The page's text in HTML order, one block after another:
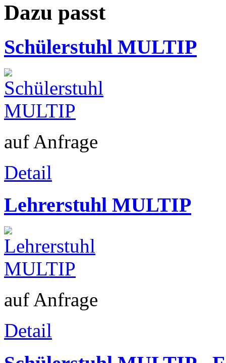
Dazu passt
Schülerstuhl MULTIP
auf Anfrage
Detail
Lehrerstuhl MULTIP
auf Anfrage
Detail